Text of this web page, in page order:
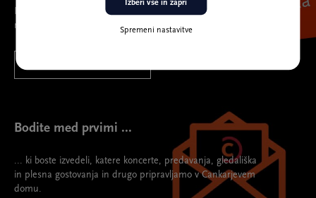
Ivanka
najboljša spremljevalka na prireditve.
Bodite med prvimi ...
... ki boste izvedeli, katere koncerte, predavanja, gledališka
in plesna gostovanja in drugo pripravljamo v Cankarjevem
domu.
Spremeni nastavitve
Izberi vse in zapri